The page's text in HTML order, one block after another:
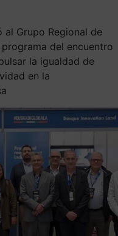
al Grupo Regional de
del encuentro
la igualdad de
en la